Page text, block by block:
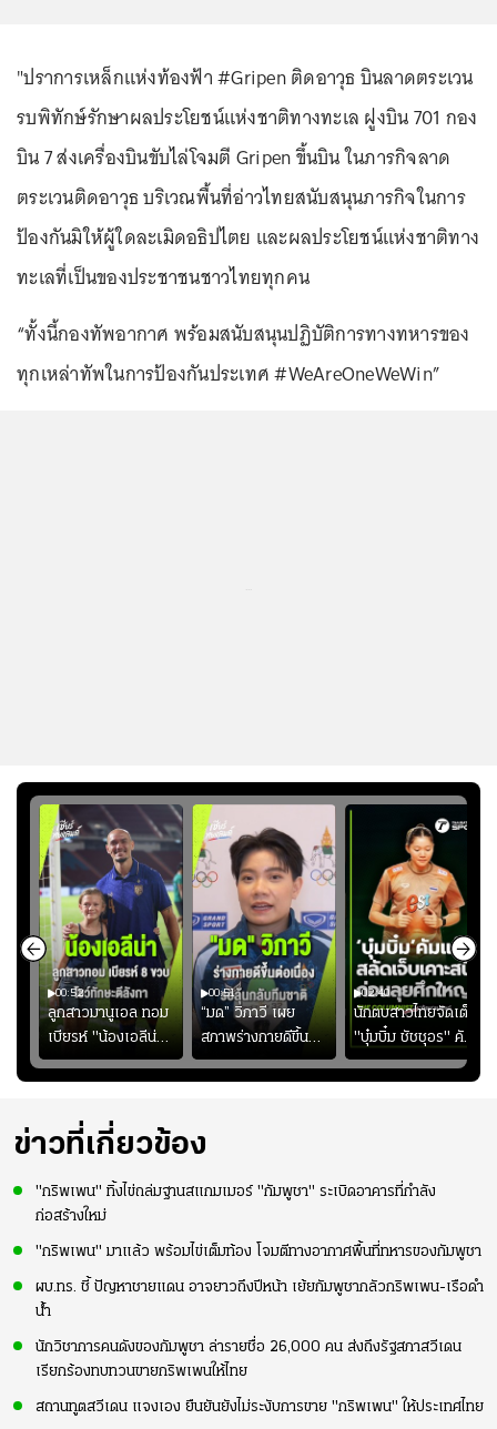
"ปราการเหล็กแห่งท้องฟ้า #Gripen ติดอาวุธ บินลาดตระเวน
รบพิทักษ์รักษาผลประโยชน์แห่งชาติทางทะเล ฝูงบิน 701 กอง
บิน 7 ส่งเครื่องบินขับไล่โจมตี Gripen ขึ้นบิน ในภารกิจลาด
ตระเวนติดอาวุธ บริเวณพื้นที่อ่าวไทยสนับสนุนภารกิจในการ
ป้องกันมิให้ผู้ใดละเมิดอธิปไตย และผลประโยชน์แห่งชาติทาง
ทะเลที่เป็นของประชาชนชาวไทยทุกคน
“ทั้งนี้กองทัพอากาศ พร้อมสนับสนุนปฏิบัติการทางทหารของ
ทุกเหล่าทัพในการป้องกันประเทศ #WeAreOneWeWin”
00:52
ลูกสาวมานูเอล ทอม
เบียรห์ "น้องเอลีน่า"
วัย 8 ขวบ โชว์ตี
ลังกาสุดพริ้ว
00:51
“มด” วิภาวี เผย
สภาพร่างกายดีขึ้น
อย่างต่อเนื่อง พร้อม
พยายามลงสนามให้
ความมั่นใจ
02:40
นักตบสาวไทยจัดเต็ม
"บุ๋มบิ๋ม ชัชชุอร" คัม
แบ็ก ศึก" SEA V
CUP 2026" เลก
ข่าวที่เกี่ยวข้อง
"กริพเพน" ทิ้งไข่ถล่มฐานสแกมเมอร์ "กัมพูชา" ระเบิดอาคารที่กำลัง
ก่อสร้างใหม่
"กริพเพน" มาแล้ว พร้อมไข่เต็มท้อง โจมตีทางอากาศพื้นที่ทหารของกัมพูชา
ผบ.ทร. ชี้ ปัญหาชายแดน อาจยาวถึงปีหน้า เย้ยกัมพูชากลัวกริพเพน-เรือดำ
น้ำ
นักวิชาการคนดังของกัมพูชา ล่ารายชื่อ 26,000 คน ส่งถึงรัฐสภาสวีเดน
เรียกร้องทบทวนขายกริพเพนให้ไทย
สถานทูตสวีเดน แจงเอง ยืนยันยังไม่ระงับการขาย "กริพเพน" ให้ประเทศไทย